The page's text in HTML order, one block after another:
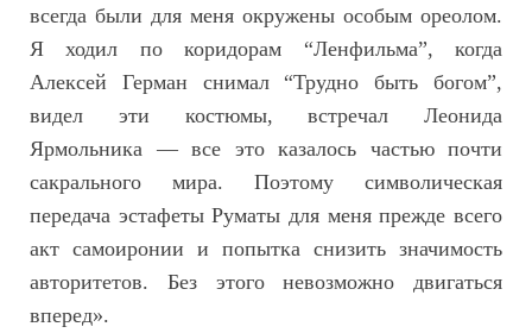
всегда были для меня окружены особым ореолом.
Я ходил по коридорам “Ленфильма”, когда
Алексей Герман снимал “Трудно быть богом”,
видел эти костюмы, встречал Леонида
Ярмольника — все это казалось частью почти
сакрального мира. Поэтому символическая
передача эстафеты Руматы для меня прежде всего
акт самоиронии и попытка снизить значимость
авторитетов. Без этого невозможно двигаться
вперед».